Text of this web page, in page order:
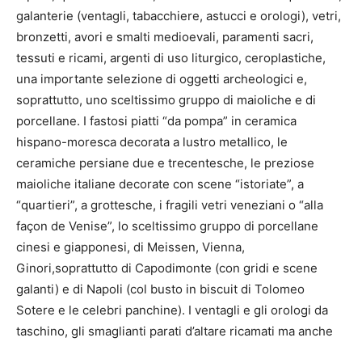
galanterie (ventagli, tabacchiere, astucci e orologi), vetri,
bronzetti, avori e smalti medioevali, paramenti sacri,
tessuti e ricami, argenti di uso liturgico, ceroplastiche,
una importante selezione di oggetti archeologici e,
soprattutto, uno sceltissimo gruppo di maioliche e di
porcellane. I fastosi piatti “da pompa” in ceramica
hispano-moresca decorata a lustro metallico, le
ceramiche persiane due e trecentesche, le preziose
maioliche italiane decorate con scene “istoriate”, a
“quartieri”, a grottesche, i fragili vetri veneziani o “alla
façon de Venise”, lo sceltissimo gruppo di porcellane
cinesi e giapponesi, di Meissen, Vienna,
Ginori,soprattutto di Capodimonte (con gridi e scene
galanti) e di Napoli (col busto in biscuit di Tolomeo
Sotere e le celebri panchine). I ventagli e gli orologi da
taschino, gli smaglianti parati d’altare ricamati ma anche